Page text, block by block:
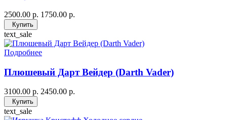
2500.00 р. 1750.00 р.
Купить
text_sale
Подробнее
Плюшевый Дарт Вейдер (Darth Vader)
3100.00 р. 2450.00 р.
Купить
text_sale